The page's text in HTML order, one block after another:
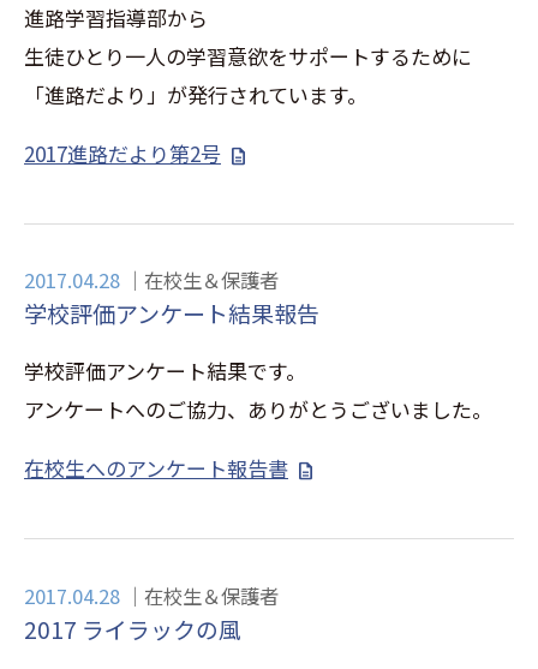
進路学習指導部から
生徒ひとり一人の学習意欲をサポートするために
「進路だより」が発行されています。
2017進路だより第2号
2017.04.28 在校生＆保護者
学校評価アンケート結果報告
学校評価アンケート結果です。
アンケートへのご協力、ありがとうございました。
在校生へのアンケート報告書
2017.04.28 在校生＆保護者
2017 ライラックの風